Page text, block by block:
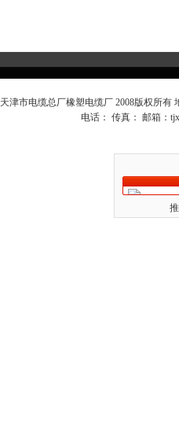
天津市电缆总厂橡塑电缆厂 2008版权所
电话： 传真： 邮箱：